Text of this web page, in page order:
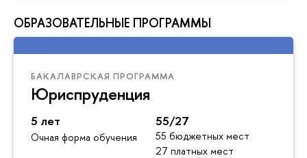
ОБРАЗОВАТЕЛЬНЫЕ ПРОГРАММЫ
БАКАЛАВРСКАЯ ПРОГРАММА
Юриспруденция
5 лет
Очная форма обучения
55/27
55 бюджетных мест
27 платных мест